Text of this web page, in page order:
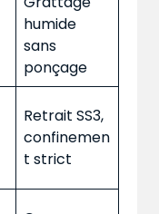
humide
sans
ponçage
Retrait SS3,
confinemen
t strict